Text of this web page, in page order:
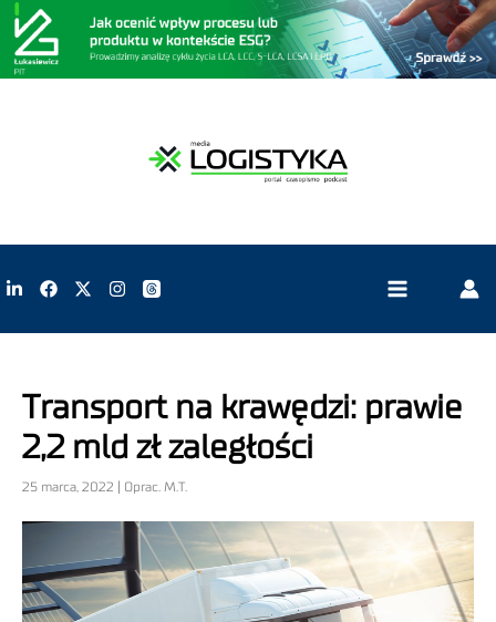
Transport na krawędzi: prawie
2,2 mld zł zaległości
25 marca, 2022 | Oprac. M.T.